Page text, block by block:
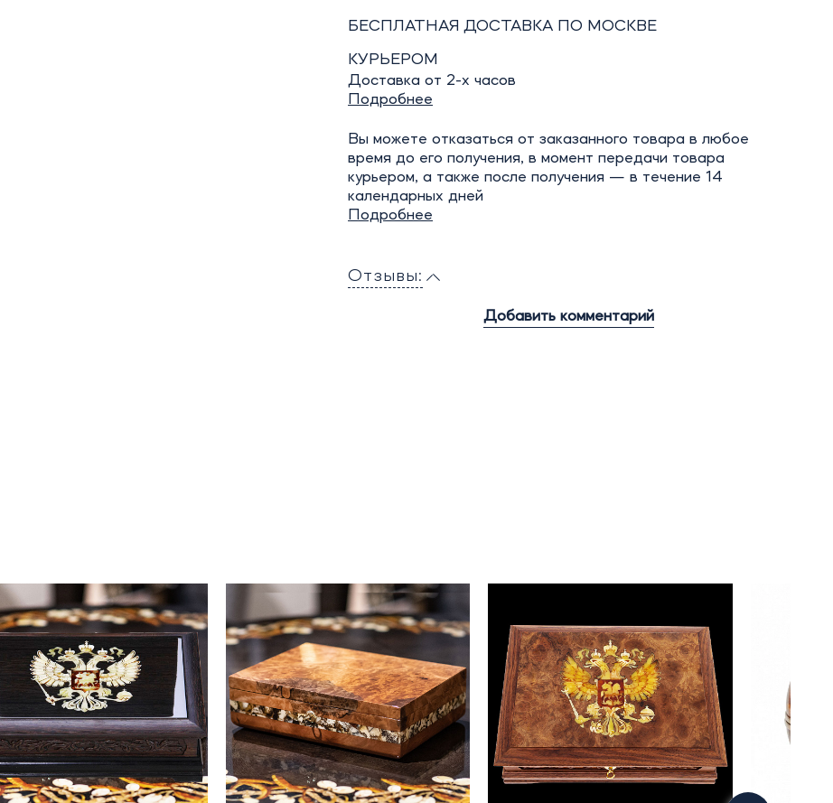
БЕСПЛАТНАЯ ДОСТАВКА ПО МОСКВЕ
КУРЬЕРОМ
Доставка от 2-х часов
Подробнее
Вы можете отказаться от заказанного товара в любое
время до его получения, в момент передачи товара
курьером, а также после получения — в течение 14
календарных дней
Подробнее
Отзывы:
Добавить комментарий